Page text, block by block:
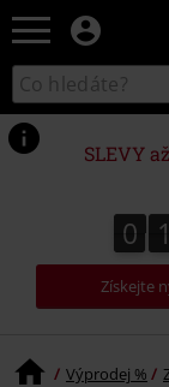
Katalog
vyhledávání
SLEVY
0
0 1
1
Získejte
Výprodej %